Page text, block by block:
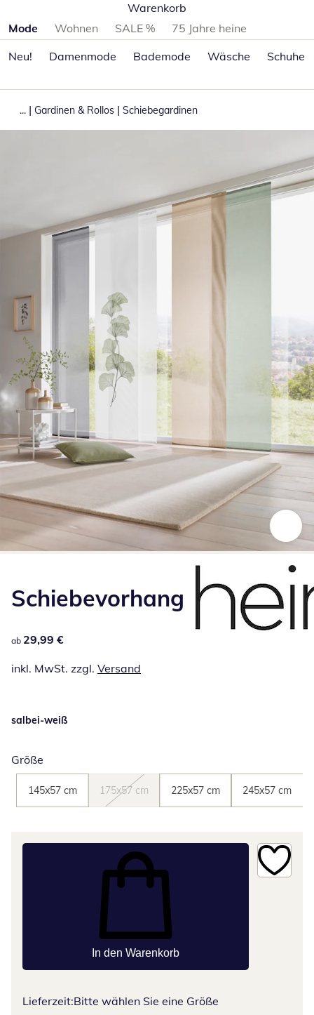
Warenkorb
Produktkategorien überspringen
Mode Wohnen SALE %
75 Jahre heine
Neu!
Damenmode Bademode Wäsche Schuhe
... | Gardinen & Rollos | Schiebegardinen
Schiebevorhang
29,99 €
ab 29,99 €
inkl. MwSt. zzgl. Versand
salbei-weiß
Größe
145x57 cm 175x57 cm 225x57 cm 245x57 cm
In den Warenkorb
Lieferzeit:Bitte wählen Sie eine Größe